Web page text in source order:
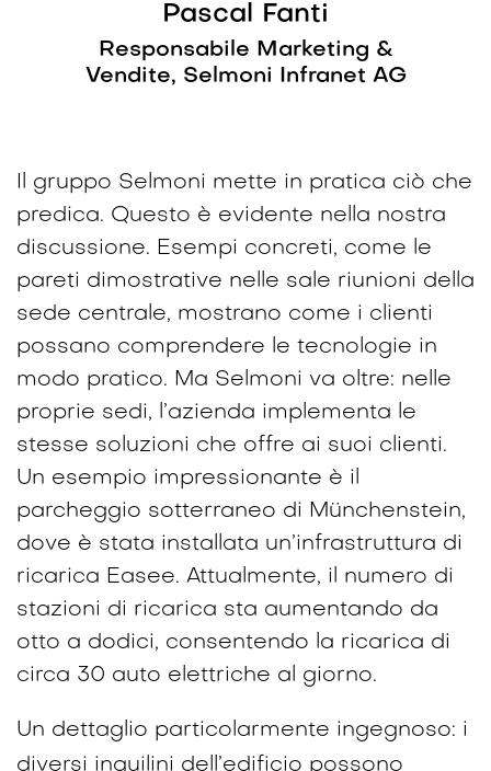
Pascal Fanti
Responsabile Marketing &
Vendite, Selmoni Infranet AG
Il gruppo Selmoni mette in pratica ciò che
predica. Questo è evidente nella nostra
discussione. Esempi concreti, come le
pareti dimostrative nelle sale riunioni della
sede centrale, mostrano come i clienti
possano comprendere le tecnologie in
modo pratico. Ma Selmoni va oltre: nelle
proprie sedi, l’azienda implementa le
stesse soluzioni che offre ai suoi clienti.
Un esempio impressionante è il
parcheggio sotterraneo di Münchenstein,
dove è stata installata un’infrastruttura di
ricarica Easee. Attualmente, il numero di
stazioni di ricarica sta aumentando da
otto a dodici, consentendo la ricarica di
circa 30 auto elettriche al giorno.
Un dettaglio particolarmente ingegnoso: i
diversi inquilini dell’edificio possono